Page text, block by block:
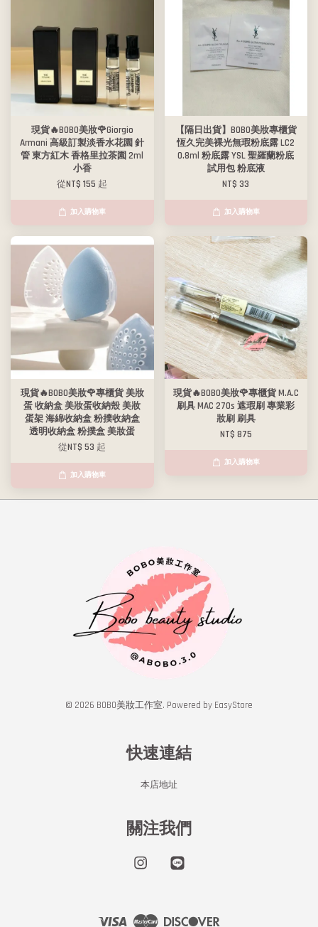
現貨🔥BOBO美妝🌹Giorgio
Armani 高級訂製淡香水花園 針
管 東方紅木 香格里拉茶園 2ml
小香
從NT$ 155 起
加入購物車
【隔日出貨】BOBO美妝專櫃貨
恆久完美裸光無瑕粉底露 LC2
0.8ml 粉底露 YSL 聖羅蘭粉底
試用包 粉底液
NT$ 33
加入購物車
現貨🔥BOBO美妝🌹專櫃貨 美妝
蛋 收納盒 美妝蛋收納殼 美妝
蛋架 海綿收納盒 粉撲收納盒
透明收納盒 粉撲盒 美妝蛋
從NT$ 53 起
加入購物車
現貨🔥BOBO美妝🌹專櫃貨 M.A.C
刷具 MAC 270s 遮瑕刷 專業彩
妝刷 刷具
NT$ 875
加入購物車
© 2026 BOBO美妝工作室. Powered by EasyStore
快速連結
本店地址
關注我們
Instagram
Visa Master